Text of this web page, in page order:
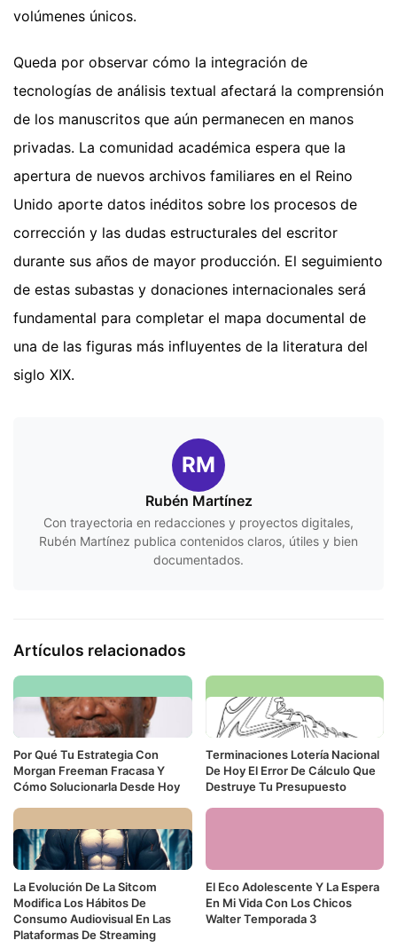
volúmenes únicos.
Queda por observar cómo la integración de
tecnologías de análisis textual afectará la comprensión
de los manuscritos que aún permanecen en manos
privadas. La comunidad académica espera que la
apertura de nuevos archivos familiares en el Reino
Unido aporte datos inéditos sobre los procesos de
corrección y las dudas estructurales del escritor
durante sus años de mayor producción. El seguimiento
de estas subastas y donaciones internacionales será
fundamental para completar el mapa documental de
una de las figuras más influyentes de la literatura del
siglo XIX.
RM
Rubén Martínez
Con trayectoria en redacciones y proyectos digitales,
Rubén Martínez publica contenidos claros, útiles y bien
documentados.
Artículos relacionados
Por Qué Tu Estrategia Con
Morgan Freeman Fracasa Y
Cómo Solucionarla Desde Hoy
Terminaciones Lotería Nacional
De Hoy El Error De Cálculo Que
Destruye Tu Presupuesto
La Evolución De La Sitcom
Modifica Los Hábitos De
Consumo Audiovisual En Las
Plataformas De Streaming
El Eco Adolescente Y La Espera
En Mi Vida Con Los Chicos
Walter Temporada 3